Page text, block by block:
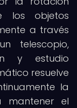
los objetos
a través
telescopio,
y estudio
resuelve
la
mantener el